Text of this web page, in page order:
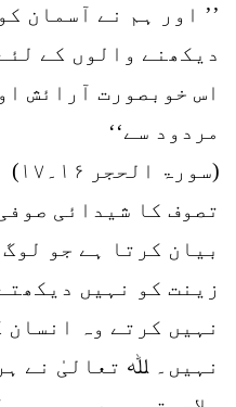
’’ اور ہم نے آسمان
دیکھنے والوں کے
اس خوبصورت آرائش
مردود سے‘‘
(سورۃ الحجر ۱۶۔۱۷)
تصوف کا شیدائی
بیان کرتا ہے جو
زینت کو نہیں
نہیں کرتے وہ انسان
نہیں۔ ﷲ تعالیٰ نے